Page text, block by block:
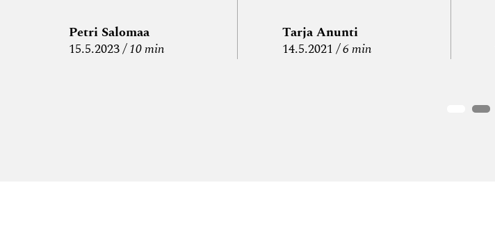
edelleen­
veloitus ja
Petri Salomaa
15.5.2023 10 min
Tarja Anunti
14.5.2021
6 min